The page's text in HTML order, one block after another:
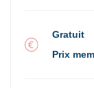
Gratuit
Prix